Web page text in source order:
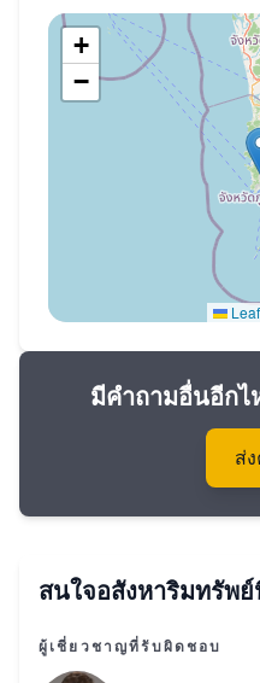
+
−
มีคำถามอื่นอีกไ
ส่
สนใจอสังหาริมทรัพ
ผู้เชี่ยวชาญที่รับผิดชอบ